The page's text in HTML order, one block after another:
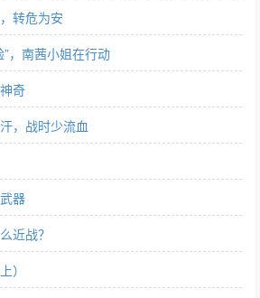
转危为安
，南茜小姐在行动
奇
，战时少流血
器
近战？
）